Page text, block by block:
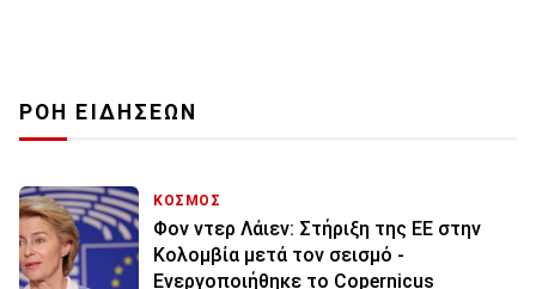
ΡΟΗ ΕΙΔΗΣΕΩΝ
ΚΟΣΜΟΣ
Φον ντερ Λάιεν: Στήριξη της ΕΕ στην
Κολομβία μετά τον σεισμό -
Ενεργοποιήθηκε το Copernicus